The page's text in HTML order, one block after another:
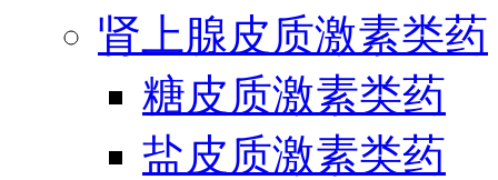
肾上腺皮质激素类药
糖皮质激素类药
盐皮质激素类药